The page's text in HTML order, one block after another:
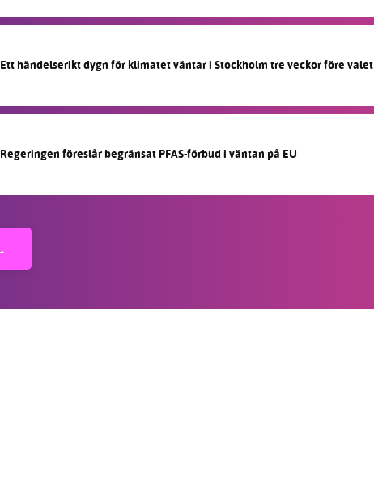
Ett händelserikt dygn för klimatet väntar i Stockholm tre veckor före valet
Regeringen föreslår begränsat PFAS-förbud i väntan på EU